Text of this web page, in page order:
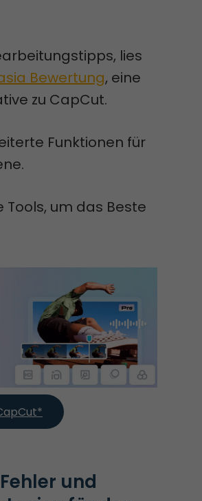
lies
Bewertung, eine
zu CapCut.
Funktionen für
Tools, um das Beste
und